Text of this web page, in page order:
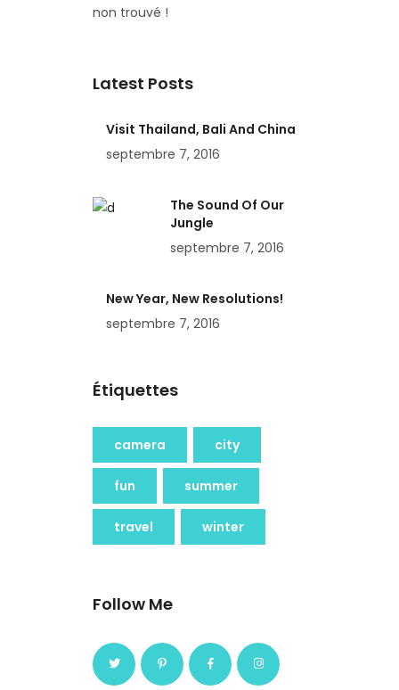
non trouvé !
Latest Posts
Visit Thailand, Bali And China
septembre 7, 2016
The Sound Of Our
Jungle
septembre 7, 2016
New Year, New Resolutions!
septembre 7, 2016
Étiquettes
camera city
fun summer
travel winter
Follow Me